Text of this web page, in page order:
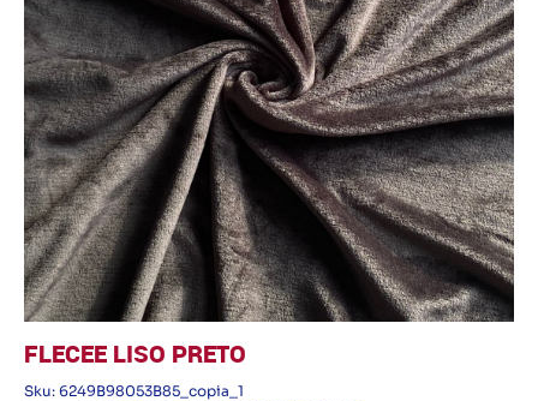
FLECEE LISO PRETO
Sku: 6249B98053B85_copia_1